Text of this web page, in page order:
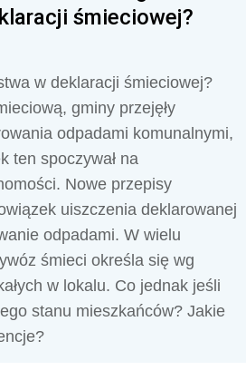
śmieciowej?
w deklaracji śmieciowej?
gminy przejęły
odpadami komunalnymi,
ten spoczywał na
Nowe przepisy
uiszczenia deklarowanej
odpadami. W wielu
śmieci określa się wg
w lokalu. Co jednak jeśli
stanu mieszkańców? Jakie